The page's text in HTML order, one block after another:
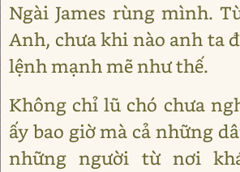
Ngài James rùng mình.
Anh, chưa khi nào anh ta
lệnh mạnh mẽ như thế.
Không chỉ lũ chó chưa
ấy bao giờ mà cả những
những người từ nơi